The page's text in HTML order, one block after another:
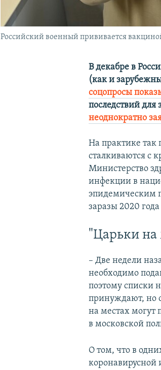
Российский военный прививается
В декабре в
(как и
соцопросы
последствий
неоднократно
На практике так
сталкиваются с
Министерство
инфекции в
эпидемическим
заразы 2020
"Царьки на
– Две недели
необходимо
поэтому списки
принуждают, но
на местах могут
в московской
О том, что в
коронавирусной